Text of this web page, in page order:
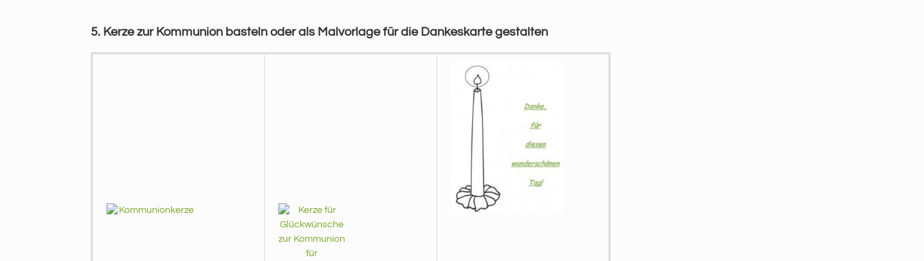
5. Kerze zur Kommunion basteln oder als Malvorlage für die Dankeskarte gestalten